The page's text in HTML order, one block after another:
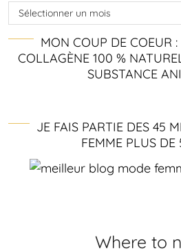
Archives
MON COUP DE COEUR
COLLAGÈNE 100 %
SUBSTANCE
JE FAIS PARTIE DES 45
FEMME PLUS DE
Where to